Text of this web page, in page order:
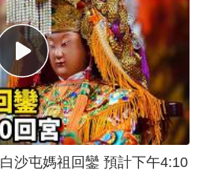
回鑾 預計下午4:10